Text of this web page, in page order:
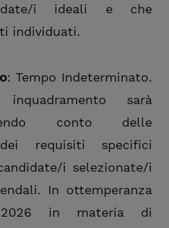
i ideali e che
individuati.
: Tempo Indeterminato.
sarà
conto delle
requisiti specifici
i selezionate/i
In ottemperanza
in materia di